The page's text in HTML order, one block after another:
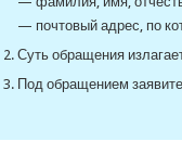
— почтовый адрес, по
Суть обращения
Под обращением